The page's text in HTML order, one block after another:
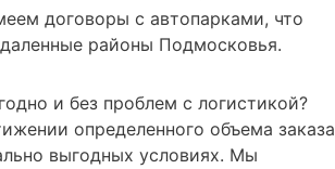
договоры с автопарками, что
районы Подмосковья.
и без проблем с логистикой?
определенного объема заказа
выгодных условиях. Мы